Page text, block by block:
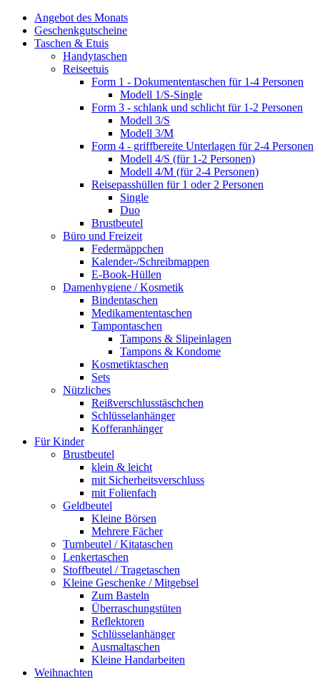
Angebot des Monats
Geschenkgutscheine
Taschen & Etuis
Handytaschen
Reiseetuis
Form 1 - Dokumententaschen für 1-4 Personen
Modell 1/S-Single
Form 3 - schlank und schlicht für 1-2 Personen
Modell 3/S
Modell 3/M
Form 4 - griffbereite Unterlagen für 2-4 Personen
Modell 4/S (für 1-2 Personen)
Modell 4/M (für 2-4 Personen)
Reisepasshüllen für 1 oder 2 Personen
Single
Duo
Brustbeutel
Büro und Freizeit
Federmäppchen
Kalender-/Schreibmappen
E-Book-Hüllen
Damenhygiene / Kosmetik
Bindentaschen
Medikamententaschen
Tampontaschen
Tampons & Slipeinlagen
Tampons & Kondome
Kosmetiktaschen
Sets
Nützliches
Reißverschlusstäschchen
Schlüsselanhänger
Kofferanhänger
Für Kinder
Brustbeutel
klein & leicht
mit Sicherheitsverschluss
mit Folienfach
Geldbeutel
Kleine Börsen
Mehrere Fächer
Turnbeutel / Kitataschen
Lenkertaschen
Stoffbeutel / Tragetaschen
Kleine Geschenke / Mitgebsel
Zum Basteln
Überraschungstüten
Reflektoren
Schlüsselanhänger
Ausmaltaschen
Kleine Handarbeiten
Weihnachten